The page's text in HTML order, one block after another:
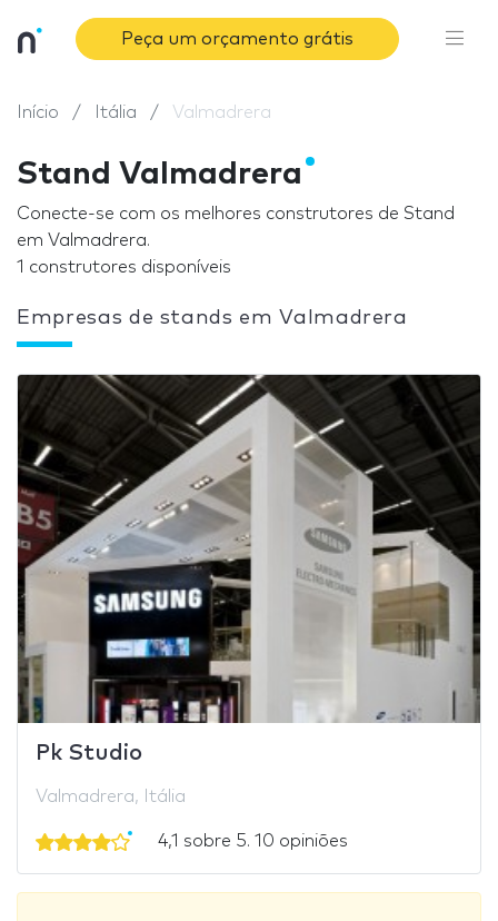
Peça um orçamento grátis
Início Itália Valmadrera
Stand Valmadrera
Conecte-se com os melhores construtores de Stand
em Valmadrera.
1 construtores disponíveis
Empresas de stands em Valmadrera
Pk Studio
Valmadrera, Itália
4,1 sobre 5. 10 opiniões